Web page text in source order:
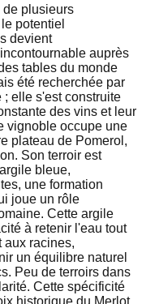
de plusieurs
potentiel
devient
auprès
tables du monde
été recherchée par
elle s'est construite
des vins et leur
vignoble occupe une
plateau de Pomerol,
Son terroir est
bleue,
une formation
joue un rôle
Cette argile
à retenir l'eau tout
aux racines,
un équilibre naturel
Peu de terroirs dans
Cette spécificité
historique du Merlot,